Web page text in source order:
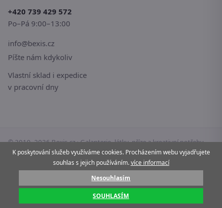
+420 739 429 572
Po–Pá 9:00–13:00
info@bexis.cz
Píšte nám kdykoliv
Vlastní sklad i expedice
v pracovní dny
© 2010–2026 Bexis.cz · Galanterie, látky, příze a kreativní potřeby
pro vaše tvoření.
Stránky používají cookies.Více informací
Mastercard
K poskytování služeb využíváme cookies. Procházením webu vyjadřujete
souhlas s jejich používáním.více informací
Nesouhlasím
SOUHLASÍM